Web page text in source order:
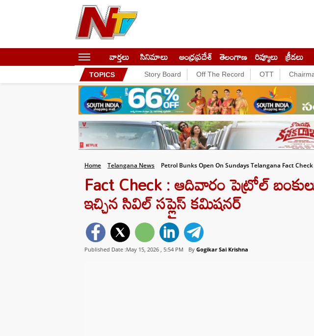
వార్తలు సినిమాలు ఆంధ్రప్రదేశ్ తెలంగాణ రివ్యూలు క్రీడలు
TOPICS Story Board Off The Record OTT
Home Telangana News Petrol Bunks Open On Sundays Telangana Fact Check
Fact Check : ఆదివారం పెట్రోల్
ఇచ్చిన సివిల్ సప్లైస్ కమిషనర్
Published Date :May 15, 2026 , 5:54 PM By Gogikar Sai Krishna